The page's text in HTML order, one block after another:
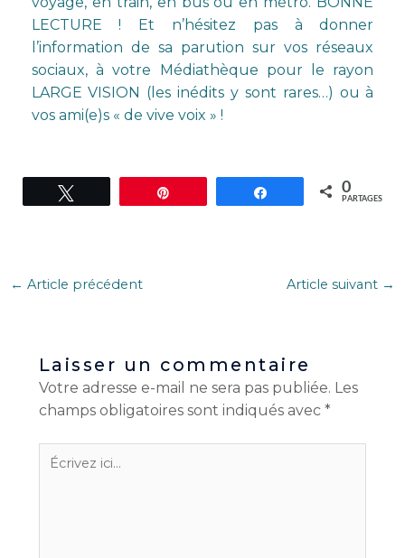
LECTURE ! Et n’hésitez pas à donner
l’information de sa parution sur vos réseaux
sociaux, à votre Médiathèque pour le rayon
LARGE VISION (les inédits y sont rares…) ou à
vos ami(e)s « de vive voix » !
Partagez 0
PARTAGES
← Article précédent Article suivant →
Laisser un commentaire
Votre adresse e-mail ne sera pas publiée. Les
champs obligatoires sont indiqués avec *
Écrivez